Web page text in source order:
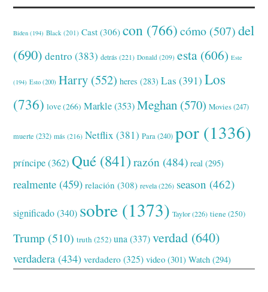
Biden (194) Black (201) Cast (306) con (766) cómo (507) del
(690) dentro (383) detrás (221) Donald (209) esta (606) Este
(194) Esto (200) Harry (552) heres (283) Las (391) Los
(736) love(266) Markle(353) Meghan (570) Movies(247)
muerte (232) más (216) Netflix (381) Para(240) por (1336)
príncipe(362) Qué (841) razón (484) real (295)
realmente (459) relación (308) revela(226) season (462)
significado(340) sobre (1373) Taylor(226) tiene(250)
Trump (510) truth (252) una(337) verdad (640)
verdadera (434) verdadero (325) video (301) Watch (294)